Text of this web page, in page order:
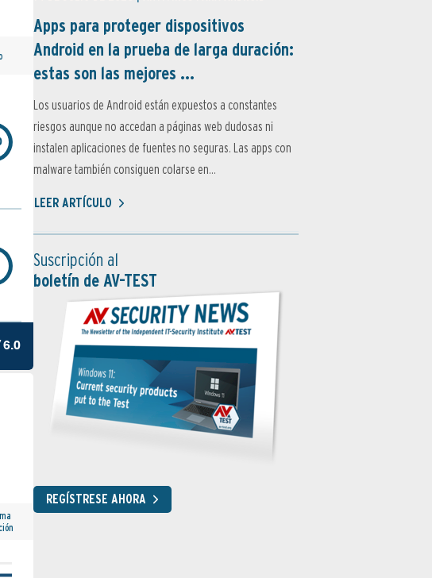
6.0
Apps para proteger dispositivos
Android en la prueba de larga duración:
estas son las mejores ...
Los usuarios de Android están expuestos a constantes
riesgos aunque no accedan a páginas web dudosas ni
instalen aplicaciones de fuentes no seguras. Las apps con
malware también consiguen colarse en...
LEER ARTÍCULO
Suscripción al
boletín de AV-TEST
REGÍSTRESE AHORA